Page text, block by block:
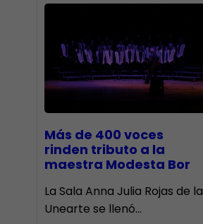
Más de 400 voces
rinden tributo a la
maestra Modesta Bor
​La Sala Anna Julia Rojas de la
Unearte se llenó…